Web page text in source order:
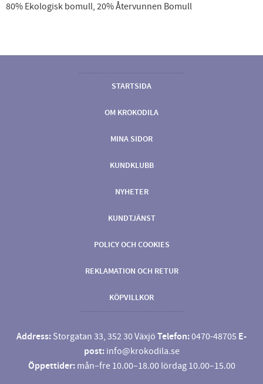
80% Ekologisk bomull, 20% Återvunnen Bomull
STARTSIDA
OM KROKODILA
MINA SIDOR
KUNDKLUBB
NYHETER
KUNDTJÄNST
POLICY OCH COOKIES
REKLAMATION OCH RETUR
KÖPVILLKOR
Address: Storgatan 33, 352 30 Växjö Telefon:0470-48705 E-
post: info@krokodila.se
Öppettider:mån–fre 10.00–18.00 lördag 10.00–15.00